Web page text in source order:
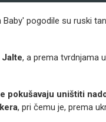
pogodile su ruski
Jalte, a prema tvrdnjama
pokušavaju uništiti
, pri čemu je, prema